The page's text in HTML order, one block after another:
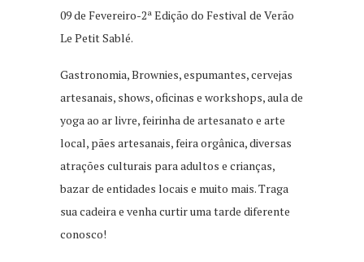
09 de Fevereiro-2ª Edição do Festival de Verão
Le Petit Sablé.
Gastronomia, Brownies, espumantes, cervejas
artesanais, shows, oficinas e workshops, aula de
yoga ao ar livre, feirinha de artesanato e arte
local, pães artesanais, feira orgânica, diversas
atrações culturais para adultos e crianças,
bazar de entidades locais e muito mais. Traga
sua cadeira e venha curtir uma tarde diferente
conosco!